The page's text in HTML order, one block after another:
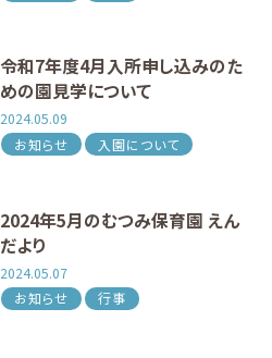
令和7年度4月入所申し込みのた
めの園見学について
2024.05.09
お知らせ
入園について
2024年5月のむつみ保育園 えん
だより
2024.05.07
お知らせ
行事